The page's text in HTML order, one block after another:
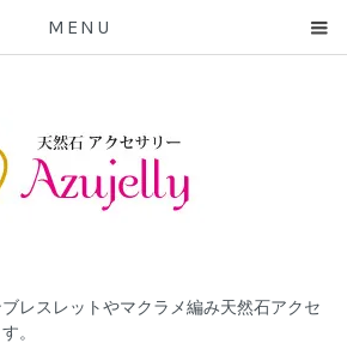
MENU
レスレットやマクラメ編み天然石アクセ
。